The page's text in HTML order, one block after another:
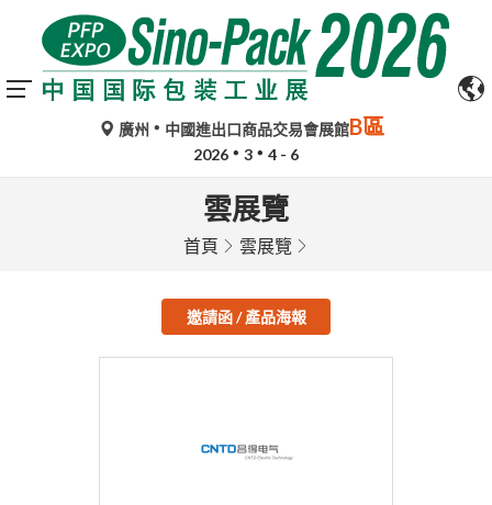
廣州 中國進出口商品交易會展館B區
2026 3 4 - 6
雲展覽
首頁 雲展覽
邀請函 / 產品海報